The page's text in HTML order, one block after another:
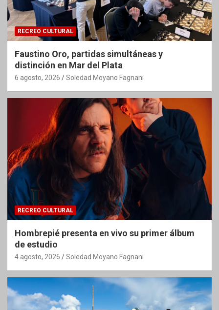
RECREO CULTURAL
Faustino Oro, partidas simultáneas y
distinción en Mar del Plata
6 agosto, 2026 Soledad Moyano Fagnani
RECREO CULTURAL
Hombrepié presenta en vivo su primer álbum
de estudio
4 agosto, 2026 Soledad Moyano Fagnani